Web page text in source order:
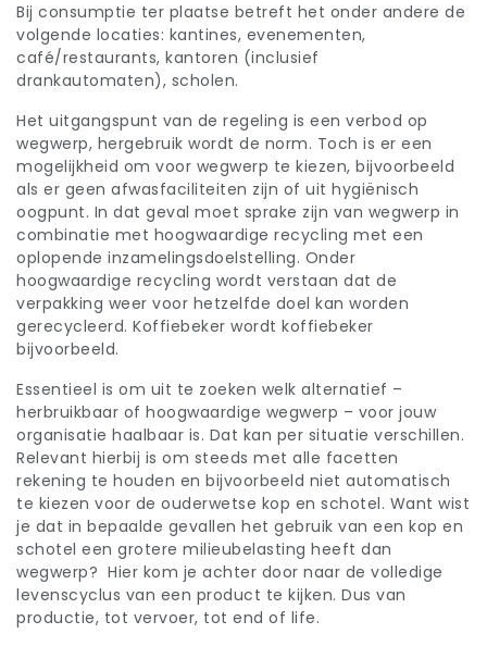
Bij consumptie ter plaatse betreft het onder andere de
volgende locaties: kantines, evenementen,
café/restaurants, kantoren (inclusief
drankautomaten), scholen.
Het uitgangspunt van de regeling is een verbod op
wegwerp, hergebruik wordt de norm. Toch is er een
mogelijkheid om voor wegwerp te kiezen, bijvoorbeeld
als er geen afwasfaciliteiten zijn of uit hygiënisch
oogpunt. In dat geval moet sprake zijn van wegwerp in
combinatie met hoogwaardige recycling met een
oplopende inzamelingsdoelstelling. Onder
hoogwaardige recycling wordt verstaan dat de
verpakking weer voor hetzelfde doel kan worden
gerecycleerd. Koffiebeker wordt koffiebeker
bijvoorbeeld.
Essentieel is om uit te zoeken welk alternatief –
herbruikbaar of hoogwaardige wegwerp – voor jouw
organisatie haalbaar is. Dat kan per situatie verschillen.
Relevant hierbij is om steeds met alle facetten
rekening te houden en bijvoorbeeld niet automatisch
te kiezen voor de ouderwetse kop en schotel. Want wist
je dat in bepaalde gevallen het gebruik van een kop en
schotel een grotere milieubelasting heeft dan
wegwerp? Hier kom je achter door naar de volledige
levenscyclus van een product te kijken. Dus van
productie, tot vervoer, tot end of life.